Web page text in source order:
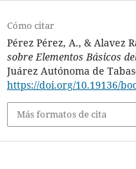
Cómo citar
Pérez Pérez, A., & Alavez
sobre Elementos Básicos
Juárez Autónoma de
https://doi.org/10.19136/
Más formatos de cita